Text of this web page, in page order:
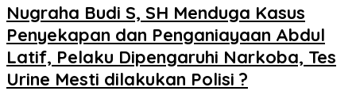
Nugraha Budi S, SH Menduga Kasus
Penyekapan dan Penganiayaan Abdul
Latif, Pelaku Dipengaruhi Narkoba, Tes
Urine Mesti dilakukan Polisi ?